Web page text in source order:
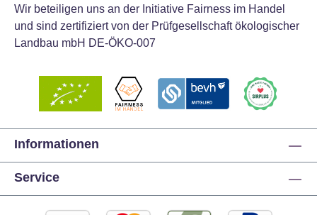
Wir beteiligen uns an der Initiative Fairness im Handel
und sind zertifiziert von der Prüfgesellschaft ökologischer
Landbau mbH DE-ÖKO-007
Informationen
Service